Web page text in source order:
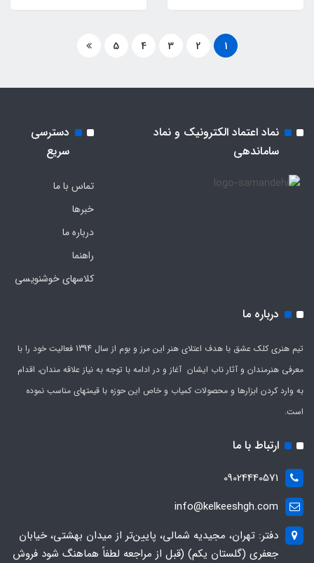
1
2
3
4
5
نماد اعتماد الکترونیک و نماد
ساماندهی
دسترسی
سریع
تماس با ما
خبرها
درباره ما
راهنما
کلاسهای خوشنویسی
درباره ما
تیم هنری کلک عشق با هدف اعتلای هنر این مرز و بوم از سال 1394 فعالیت خود را با
معرفی هنرمندان و آثار ناب ایشان آغاز و در ادامه با توجه به نیاز علاقه مندان، اقدام
به وارد کردن ابزارها و محصولات کمیاب و خاص این حوزه با قیمتهای مناسب نموده
است.
ارتباط با ما
09024440571
info@kelkeeshgh.com
دفتر: تهران، مجیدیه شمالی، پایین‌تر از میدان بهشتی، خیابان
جعفری (گلستان یکم) (قبل از مراجعه لطفاً هماهنگ شود فروش